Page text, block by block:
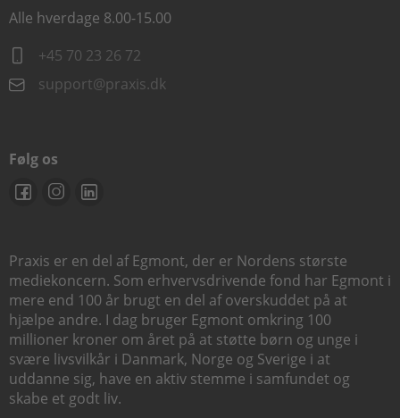
Alle hverdage 8.00-15.00
+45 70 23 26 72
support@praxis.dk
Følg os
Praxis er en del af Egmont, der er Nordens største
mediekoncern. Som erhvervsdrivende fond har Egmont i
mere end 100 år brugt en del af overskuddet på at
hjælpe andre. I dag bruger Egmont omkring 100
millioner kroner om året på at støtte børn og unge i
svære livsvilkår i Danmark, Norge og Sverige i at
uddanne sig, have en aktiv stemme i samfundet og
skabe et godt liv.